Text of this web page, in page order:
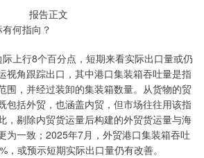
报告正文
何指向？
上行8个百分点，短期来看实际出口量或仍
视角跟踪出口，其中港口集装箱吞吐量是指
围，并经过装卸的集装箱数量。从货物的贸
包括外贸，也涵盖内贸，但市场往往用该指
，剔除内贸货运量后构建的外贸货运量与海
为一致；2025年7月，外贸港口集装箱吞吐
或预示短期实际出口量仍有改善。